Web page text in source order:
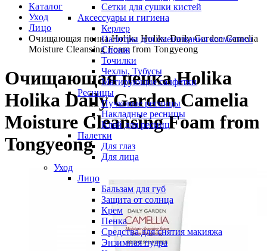
Сетки для сушки кистей
Аксессуары и гигиена
Керлер
Палитры для смешивания косметики
Спонж
Точилки
Чехлы, Тубусы
Матирующие салфетки
Ресницы
Пучковые ресницы
Накладные ресницы
Клей для ресниц
Палетки
Для глаз
Для лица
Уход
Лицо
Бальзам для губ
Защита от солнца
Крем
Пенка
Средства для снятия макияжа
Энзимная пудра
Каталог
Уход
Лицо
Очищающая пенка Holika Holika Daily Garden Camelia
Moisture Cleansing Foam from Tongyeong
Очищающая пенка Holika
Holika Daily Garden Camelia
Moisture Cleansing Foam from
Tongyeong